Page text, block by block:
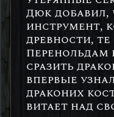
Дюк добавил,
инструмент,
древности,
Перенольдам
сразить
впервые
драконих
витает над